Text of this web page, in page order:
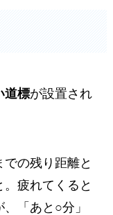
道標が設置され
の残り距離と
疲れてくると
「あと○分」